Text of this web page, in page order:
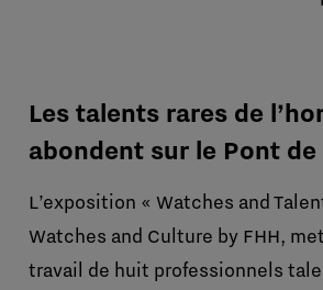
Les talents rares de
abondent sur le Pont
L’exposition « Watches and
Watches and Culture by FHH, met
travail de huit professionnels